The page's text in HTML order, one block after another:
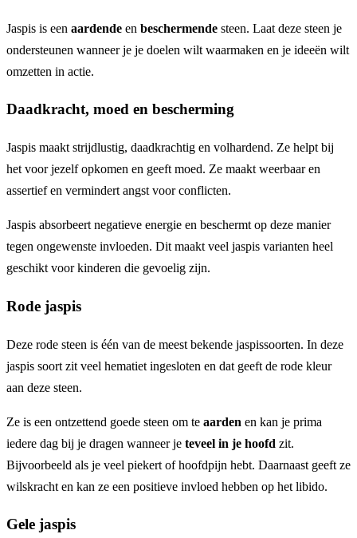
Jaspis is een aardende en beschermende steen. Laat deze steen je
ondersteunen wanneer je je doelen wilt waarmaken en je ideeën wilt
omzetten in actie.
Daadkracht, moed en bescherming
Jaspis maakt strijdlustig, daadkrachtig en volhardend. Ze helpt bij
het voor jezelf opkomen en geeft moed. Ze maakt weerbaar en
assertief en vermindert angst voor conflicten.
Jaspis absorbeert negatieve energie en beschermt op deze manier
tegen ongewenste invloeden. Dit maakt veel jaspis varianten heel
geschikt voor kinderen die gevoelig zijn.
Rode jaspis
Deze rode steen is één van de meest bekende jaspissoorten. In deze
jaspis soort zit veel hematiet ingesloten en dat geeft de rode kleur
aan deze steen.
Ze is een ontzettend goede steen om te aarden en kan je prima
iedere dag bij je dragen wanneer je teveel in je hoofd zit.
Bijvoorbeeld als je veel piekert of hoofdpijn hebt. Daarnaast geeft ze
wilskracht en kan ze een positieve invloed hebben op het libido.
Gele jaspis